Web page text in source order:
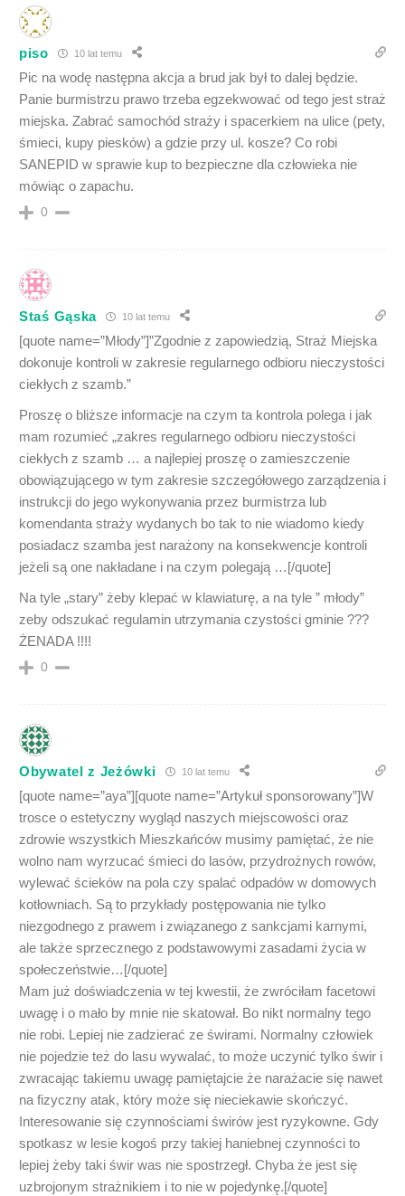
piso 10 lat temu
Pic na wodę następna akcja a brud jak był to dalej będzie.
Panie burmistrzu prawo trzeba egzekwować od tego jest straż
miejska. Zabrać samochód straży i spacerkiem na ulice (pety,
śmieci, kupy piesków) a gdzie przy ul. kosze? Co robi
SANEPID w sprawie kup to bezpieczne dla człowieka nie
mówiąc o zapachu.
0
Staś Gąska 10 lat temu
[quote name=”Młody”]”Zgodnie z zapowiedzią, Straż Miejska
dokonuje kontroli w zakresie regularnego odbioru nieczystości
ciekłych z szamb.”
Proszę o bliższe informacje na czym ta kontrola polega i jak
mam rozumieć „zakres regularnego odbioru nieczystości
ciekłych z szamb … a najlepiej proszę o zamieszczenie
obowiązującego w tym zakresie szczegółowego zarządzenia i
instrukcji do jego wykonywania przez burmistrza lub
komendanta straży wydanych bo tak to nie wiadomo kiedy
posiadacz szamba jest narażony na konsekwencje kontroli
jeżeli są one nakładane i na czym polegają …[/quote]
Na tyle „stary” żeby klepać w klawiaturę, a na tyle ” młody”
zeby odszukać regulamin utrzymania czystości gminie ???
ŻENADA !!!!
0
Obywatel z Jeżówki 10 lat temu
[quote name=”aya”][quote name=”Artykuł sponsorowany”]W
trosce o estetyczny wygląd naszych miejscowości oraz
zdrowie wszystkich Mieszkańców musimy pamiętać, że nie
wolno nam wyrzucać śmieci do lasów, przydrożnych rowów,
wylewać ścieków na pola czy spalać odpadów w domowych
kotłowniach. Są to przykłady postępowania nie tylko
niezgodnego z prawem i związanego z sankcjami karnymi,
ale także sprzecznego z podstawowymi zasadami życia w
społeczeństwie…[/quote]
Mam już doświadczenia w tej kwestii, że zwróciłam facetowi
uwagę i o mało by mnie nie skatował. Bo nikt normalny tego
nie robi. Lepiej nie zadzierać ze świrami. Normalny człowiek
nie pojedzie też do lasu wywalać, to może uczynić tylko świr i
zwracając takiemu uwagę pamiętajcie że narażacie się nawet
na fizyczny atak, który może się nieciekawie skończyć.
Interesowanie się czynnościami świrów jest ryzykowne. Gdy
spotkasz w lesie kogoś przy takiej haniebnej czynności to
lepiej żeby taki świr was nie spostrzegł. Chyba że jest się
uzbrojonym strażnikiem i to nie w pojedynkę.[/quote]